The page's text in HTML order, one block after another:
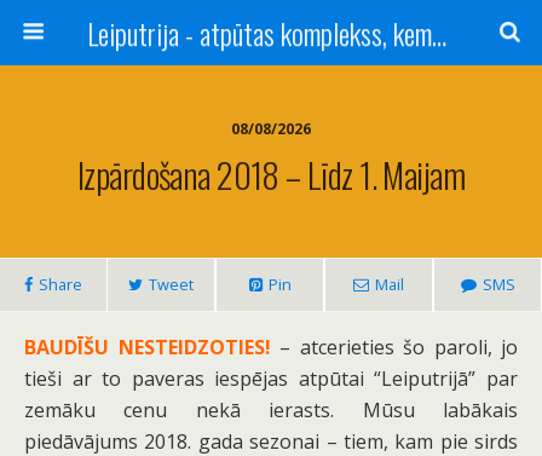
Leiputrija - atpūtas komplekss, kempings, viesu nams pie Rīgas / Camping, caravan site, bed and breakfast near Riga / Camping, caravanas, bungalows Letonia / Campingplatz, Caravanpark, Zimmer in Lettland / Kемпинг и гостевой дом к Риги
08/08/2026
Izpārdošana 2018 – Līdz 1. Maijam
Share Tweet Pin Mail SMS
BAUDĪŠU NESTEIDZOTIES! – atcerieties šo paroli, jo
tieši ar to paveras iespējas atpūtai “Leiputrijā” par
zemāku cenu nekā ierasts. Mūsu labākais
piedāvājums 2018. gada sezonai – tiem, kam pie sirds